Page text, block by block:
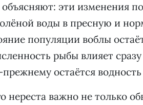
эти изменения
воды в пресную и
популяции воблы
рыбы влияет
остаётся
нереста важно не только